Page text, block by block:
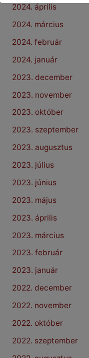
2024. április
2024. március
2024. február
2024. január
2023. december
2023. november
2023. október
2023. szeptember
2023. augusztus
2023. július
2023. június
2023. május
2023. április
2023. március
2023. február
2023. január
2022. december
2022. november
2022. október
2022. szeptember